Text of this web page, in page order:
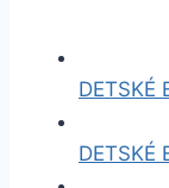
DETSKÉ
DETSKÉ